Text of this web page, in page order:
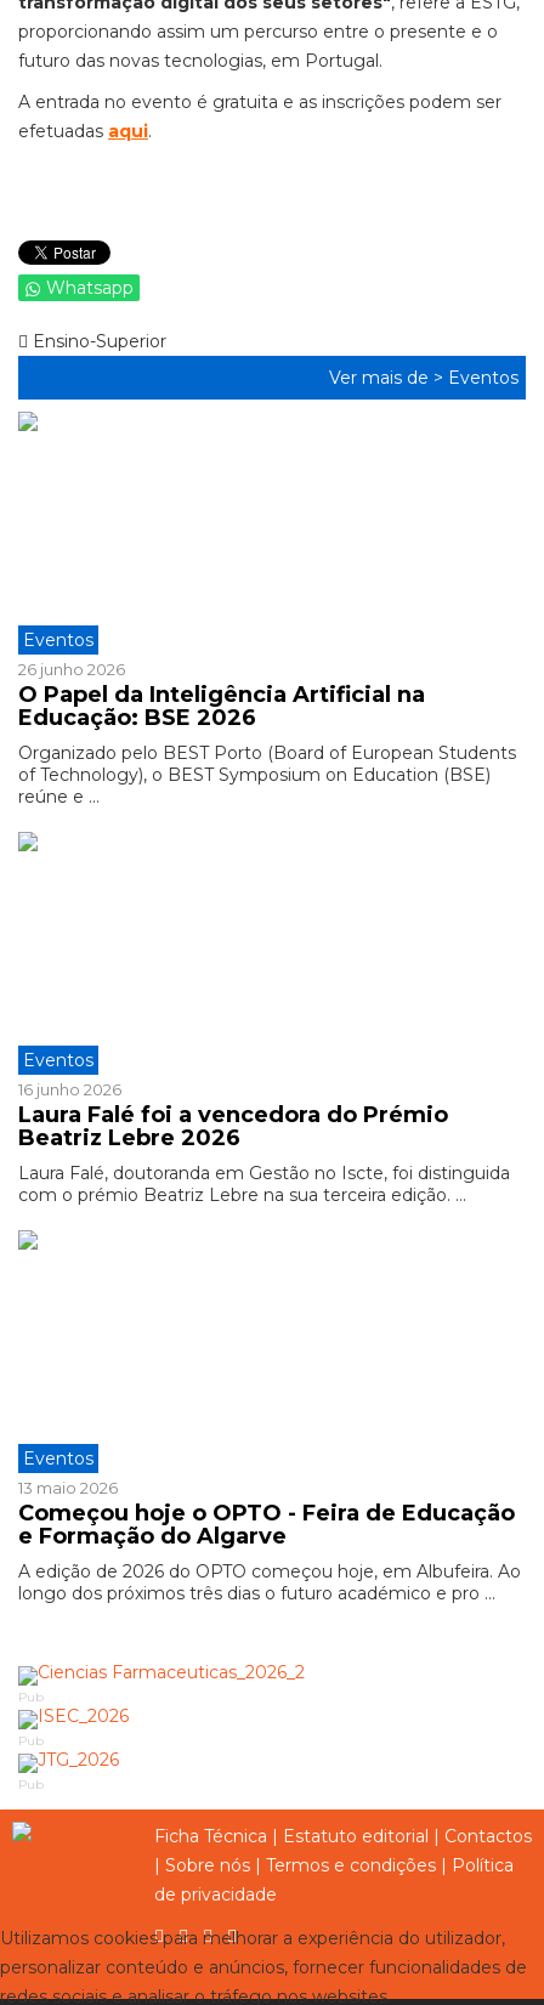
proporcionando assim um percurso entre o presente e o
futuro das novas tecnologias, em Portugal.
A entrada no evento é gratuita e as inscrições podem ser
efetuadas aqui.
Whatsapp
Ensino-Superior
Ver mais de > Eventos
Eventos
26 junho 2026
O Papel da Inteligência Artificial na
Educação: BSE 2026
Organizado pelo BEST Porto (Board of European Students
of Technology), o BEST Symposium on Education (BSE)
reúne e ...
Eventos
16 junho 2026
Laura Falé foi a vencedora do Prémio
Beatriz Lebre 2026
Laura Falé, doutoranda em Gestão no Iscte, foi distinguida
com o prémio Beatriz Lebre na sua terceira edição. ...
Eventos
13 maio 2026
Começou hoje o OPTO - Feira de Educação
e Formação do Algarve
A edição de 2026 do OPTO começou hoje, em Albufeira. Ao
longo dos próximos três dias o futuro académico e pro ...
Pub
Pub
Pub
Ficha Técnica | Estatuto editorial | Contactos
| Sobre nós | Termos e condições | Política
de privacidade
Utilizamos cookies para melhorar a experiência do utilizador,
personalizar conteúdo e anúncios, fornecer funcionalidades de
redes sociais e analisar o tráfego nos websites.